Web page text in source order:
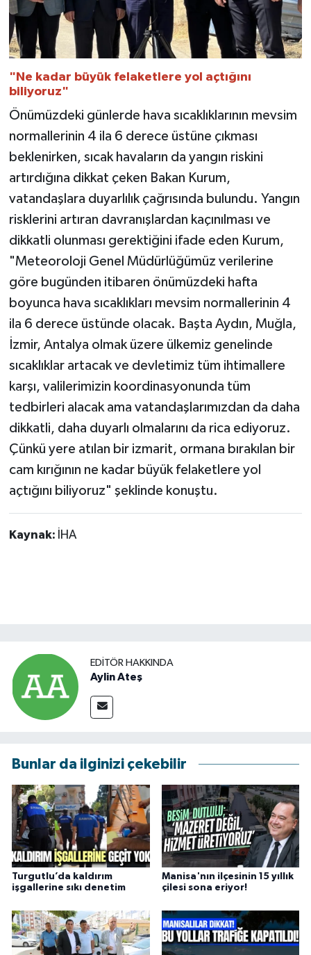
"Ne kadar büyük felaketlere yol açtığını
biliyoruz"
Önümüzdeki günlerde hava sıcaklıklarının mevsim
normallerinin 4 ila 6 derece üstüne çıkması
beklenirken, sıcak havaların da yangın riskini
artırdığına dikkat çeken Bakan Kurum,
vatandaşlara duyarlılık çağrısında bulundu. Yangın
risklerini artıran davranışlardan kaçınılması ve
dikkatli olunması gerektiğini ifade eden Kurum,
"Meteoroloji Genel Müdürlüğümüz verilerine
göre bugünden itibaren önümüzdeki hafta
boyunca hava sıcaklıkları mevsim normallerinin 4
ila 6 derece üstünde olacak. Başta Aydın, Muğla,
İzmir, Antalya olmak üzere ülkemiz genelinde
sıcaklıklar artacak ve devletimiz tüm ihtimallere
karşı, valilerimizin koordinasyonunda tüm
tedbirleri alacak ama vatandaşlarımızdan da daha
dikkatli, daha duyarlı olmalarını da rica ediyoruz.
Çünkü yere atılan bir izmarit, ormana bırakılan bir
cam kırığının ne kadar büyük felaketlere yol
açtığını biliyoruz" şeklinde konuştu.
Kaynak: İHA
EDITÖR HAKKINDA
Aylin Ateş
Bunlar da ilginizi çekebilir
Turgutlu’da kaldırım
işgallerine sıkı denetim
Manisa'nın ilçesinin 15 yıllık
çilesi sona eriyor!